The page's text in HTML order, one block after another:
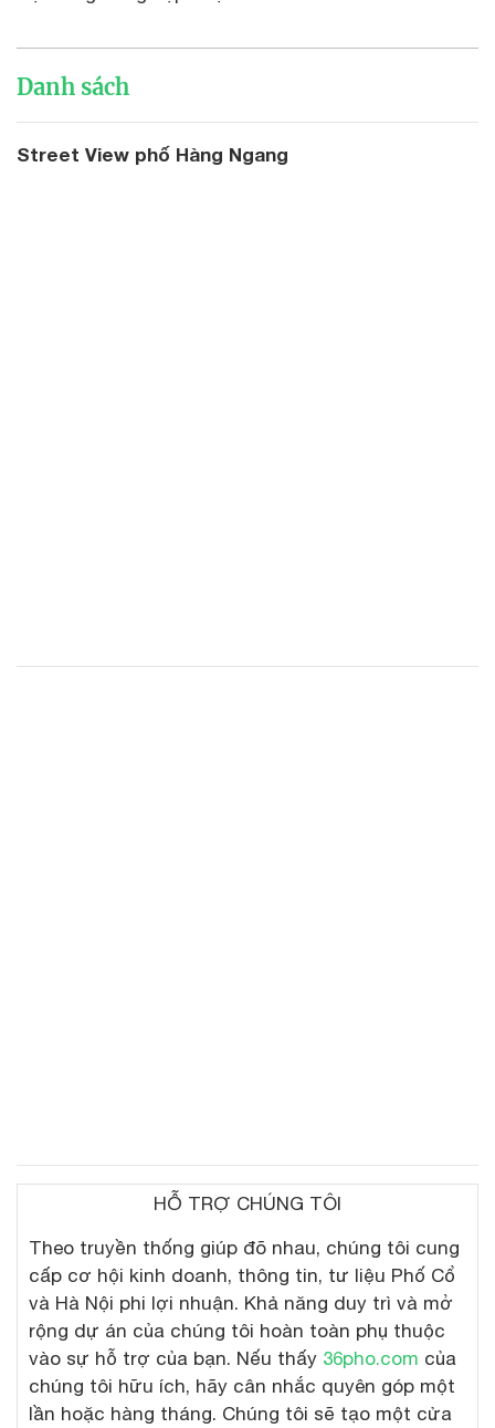
Danh sách
Street View phố Hàng Ngang
HỖ TRỢ CHÚNG TÔI
Theo truyền thống giúp đõ nhau, chúng tôi cung
cấp cơ hội kinh doanh, thông tin, tư liệu Phố Cổ
và Hà Nội phi lợi nhuận. Khả năng duy trì và mở
rộng dự án của chúng tôi hoàn toàn phụ thuộc
vào sự hỗ trợ của bạn. Nếu thấy 36pho.com của
chúng tôi hữu ích, hãy cân nhắc quyên góp một
lần hoặc hàng tháng. Chúng tôi sẽ tạo một cửa